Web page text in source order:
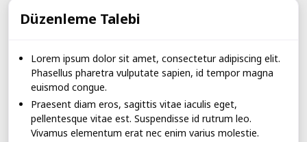
Düzenleme Talebi
Lorem ipsum dolor sit amet, consectetur adipiscing elit.
Phasellus pharetra vulputate sapien, id tempor magna
euismod congue.
Praesent diam eros, sagittis vitae iaculis eget,
pellentesque vitae est. Suspendisse id rutrum leo.
Vivamus elementum erat nec enim varius molestie.